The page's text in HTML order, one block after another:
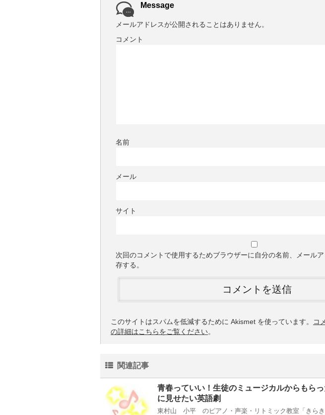
Message
メールアドレスが公開されることはありません。
コメント
名前
メール
サイト
次回のコメントで使用するためブラウザーに自分の名前、メール
存する。
このサイトはスパムを低減するために Akismet を使っています。
コ
の詳細はこちらをご覧ください。
関連記事
青春っていい！生徒のミュージカルからもら
に見せたい英語劇
東村山 小平 のピアノ・声楽・リトミック教室「きら